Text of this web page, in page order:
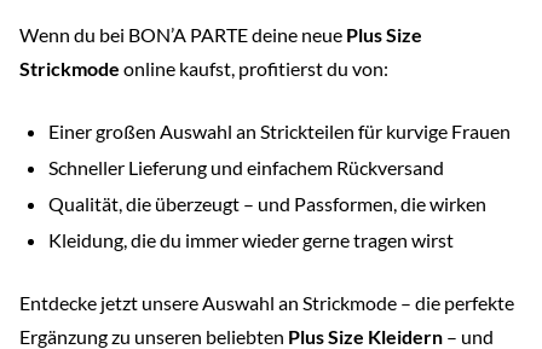
Wenn du bei BON’A PARTE deine neue Plus Size
Strickmode online kaufst, profitierst du von:
Einer großen Auswahl an Strickteilen für kurvige Frauen
Schneller Lieferung und einfachem Rückversand
Qualität, die überzeugt – und Passformen, die wirken
Kleidung, die du immer wieder gerne tragen wirst
Entdecke jetzt unsere Auswahl an Strickmode – die perfekte
Ergänzung zu unseren beliebten Plus Size Kleidern – und